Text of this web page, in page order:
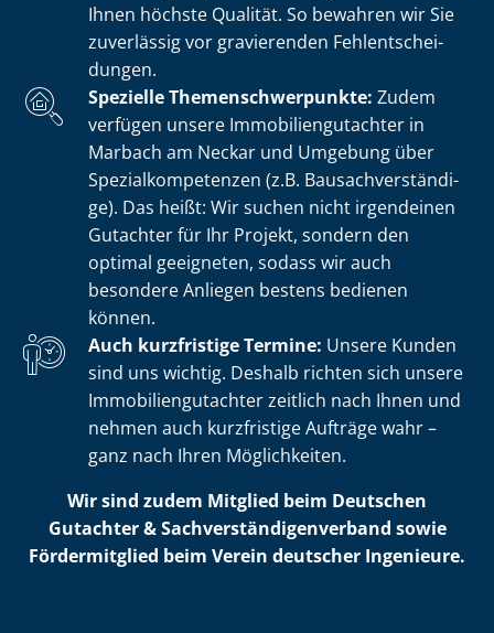
Ihnen höchste Qualität. So bewahren wir Sie
zuverlässig vor gravierenden Fehl­ent­schei­
dun­gen.
Spezielle The­men­schwer­punk­te: Zudem
verfügen unsere Im­mo­bi­li­en­gut­ach­ter in
Marbach am Neckar und Umgebung über
Spe­zi­al­kom­pe­ten­zen (z.B. Bau­sach­ver­stän­di­
ge). Das heißt: Wir suchen nicht irgendeinen
Gutachter für Ihr Projekt, sondern den
optimal geeigneten, sodass wir auch
besondere Anliegen bestens bedienen
können.
Auch kurzfristige Termine: Unsere Kunden
sind uns wichtig. Deshalb richten sich unsere
Im­mo­bi­li­en­gut­ach­ter zeitlich nach Ihnen und
nehmen auch kurzfristige Aufträge wahr –
ganz nach Ihren Möglichkeiten.
Wir sind zudem Mitglied beim Deutschen
Gutachter & Sach­ver­stän­di­gen­ver­band sowie
Fördermitglied beim Verein deutscher Ingenieure.